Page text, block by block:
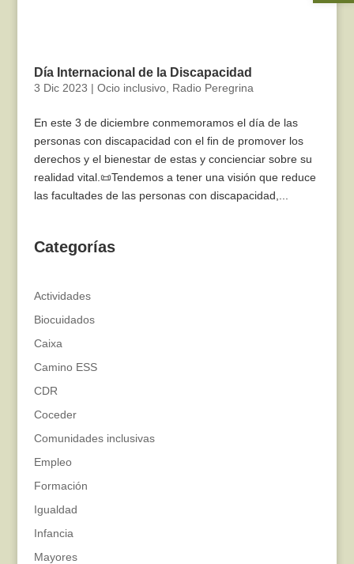
Día Internacional de la Discapacidad
3 Dic 2023 | Ocio inclusivo, Radio Peregrina
En este 3 de diciembre conmemoramos el día de las
personas con discapacidad con el fin de promover los
derechos y el bienestar de estas y concienciar sobre su
realidad vital.📜Tendemos a tener una visión que reduce
las facultades de las personas con discapacidad,...
Categorías
Actividades
Biocuidados
Caixa
Camino ESS
CDR
Coceder
Comunidades inclusivas
Empleo
Formación
Igualdad
Infancia
Mayores